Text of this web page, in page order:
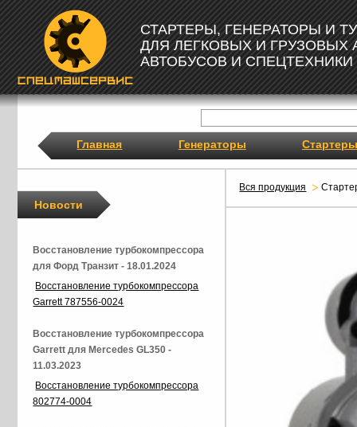
СТАРТЕРЫ, ГЕНЕРАТОРЫ И
ДЛЯ ЛЕГКОВЫХ И ГРУЗОВЫХ
АВТОБУСОВ И СПЕЦТЕХНИКИ
Главная Генераторы Стартеры
Вся продукция
Новости
Восстановление турбокомпрессора
для Форд Транзит - 18.01.2024
Восстановление турбокомпрессора
Garrett 787556-0024
Восстановление турбокомпрессора
Garrett для Mercedes GL350 -
11.03.2023
Восстановление турбокомпрессора
802774-0004